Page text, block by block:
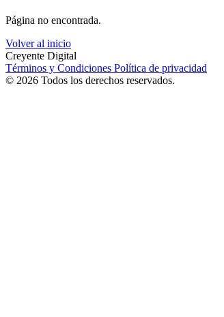
Página no encontrada.
Volver al inicio
Creyente Digital
Términos y Condiciones Política de privacidad
© 2026 Todos los derechos reservados.